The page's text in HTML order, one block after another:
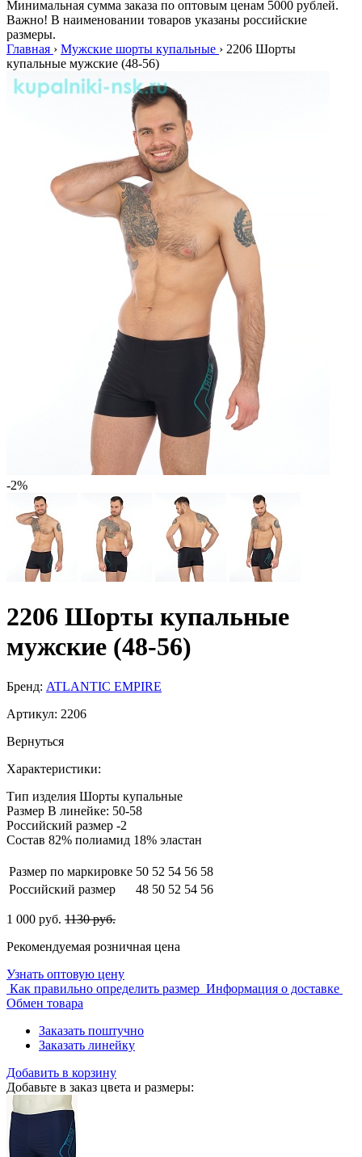
Минимальная сумма заказа по оптовым ценам 5000 рублей.
Важно! В наименовании товаров указаны российские
размеры.
Главная › Мужские шорты купальные › 2206 Шорты
купальные мужские (48-56)
-2%
2206 Шорты купальные
мужские (48-56)
Бренд: ATLANTIC EMPIRE
Артикул: 2206
Вернуться
Характеристики:
Тип изделия Шорты купальные
Размер В линейке: 50-58
Российский размер -2
Состав 82% полиамид 18% эластан
Размер по маркировке 50 52 54 56 58
Российский размер
48 50 52 54 56
1 000 руб. 1130 руб.
Рекомендуемая розничная цена
Узнать оптовую цену
Как правильно определить размер Информация о доставке
Обмен товара
Заказать поштучно
Заказать линейку
Добавить в корзину
Добавьте в заказ цвета и размеры: